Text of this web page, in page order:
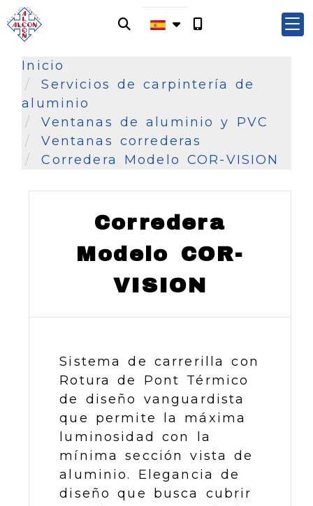
Inicio
Servicios de carpintería de
aluminio
Ventanas de aluminio y PVC
Ventanas correderas
Corredera Modelo COR-VISION
Corredera
Modelo COR-
VISION
Sistema de carrerilla con
Rotura de Pont Térmico
de diseño vanguardista
que permite la máxima
luminosidad con la
mínima sección vista de
aluminio. Elegancia de
diseño que busca cubrir